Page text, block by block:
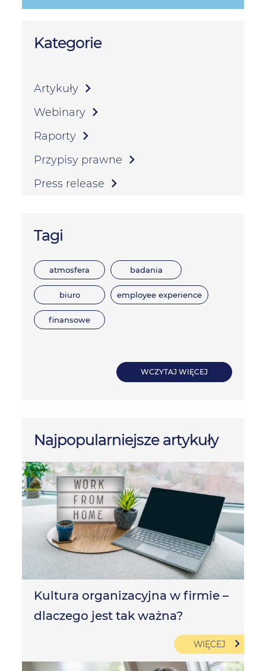
Kategorie
Artykuły
Webinary
Raporty
Przypisy prawne
Press release
Tagi
atmosfera badania
biuro employee experience
finansowe
WCZYTAJ WIĘCEJ
Najpopularniejsze artykuły
Kultura organizacyjna w firmie –
dlaczego jest tak ważna?
WIĘCEJ